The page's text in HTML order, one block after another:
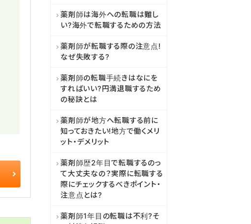
薬剤師は海外への転職は難し
い?海外で転職するための方法
薬剤師が転職する際の注意点!
なぜ失敗する?
薬剤師の転職手続きはなにを
すればいい?円満退職するため
の秘訣とは
薬剤師が地方へ転職する前に
知っておきたい!地方で働くメリ
ット・デメリット
薬剤師歴2年目で転職するのっ
て大丈夫なの？実際に転職する
際にチェックするべきポイント・
注意点とは?
薬剤師1年目の転職は不利?そ